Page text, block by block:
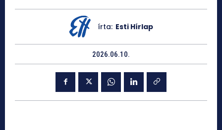
írta: Esti Hírlap
2026.06.10.